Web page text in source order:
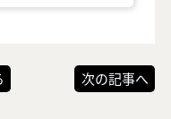
次の記事へ